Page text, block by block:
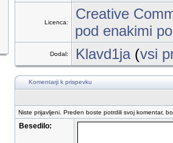
Licenca:
Creative
pod enakimi
Dodal: Klavd1ja(vsi
Komentarji k prispevku
Niste prijavljeni. Preden boste potrdili svoj komentar,
Besedilo: